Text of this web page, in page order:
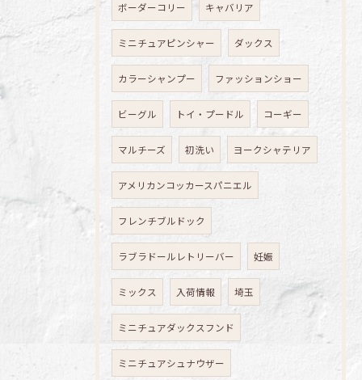
ボーダーコリー キャバリア
ミニチュアピンシャー ダックス
カラーシャンプー ファッションショー
ビーグル トイ・プードル コーギー
マルチーズ 初洗い ヨークシャテリア
アメリカンコッカースパニエル
フレンチブルドック
ラブラドールレトリーバー 妊娠
ミックス 入荷情報 埼玉
ミニチュアダックスフンド
ミニチュアシュナウザー